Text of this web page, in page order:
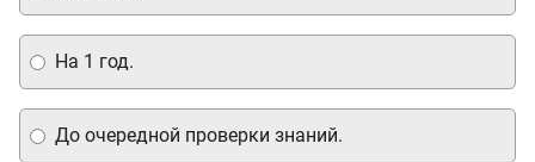
До очередной проверки знаний.
На 1 год.